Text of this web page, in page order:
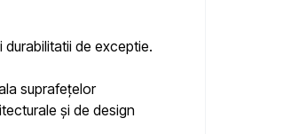
de exceptie.
suprafețelor
și de design